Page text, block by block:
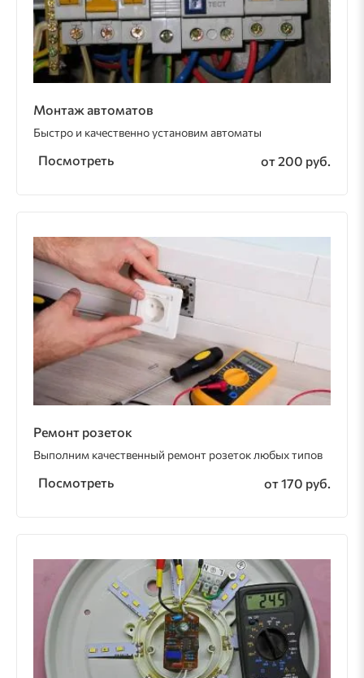
Монтаж автоматов
Быстро и качественно установим автоматы
Посмотреть от 200 руб.
Ремонт розеток
Выполним качественный ремонт розеток любых типов
Посмотреть от 170 руб.